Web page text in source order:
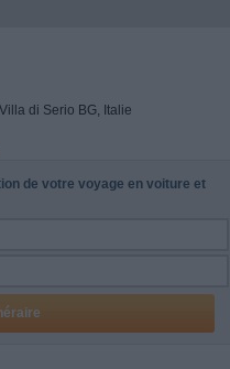
di Serio BG, Italie
de votre voyage en voiture et